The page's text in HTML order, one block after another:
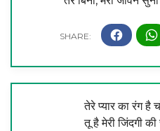
तेरे प्यार का रंग है
तू है मेरी जिंदगी